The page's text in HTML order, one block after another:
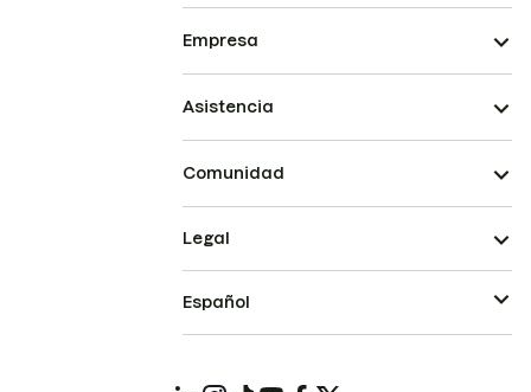
Empresa
Asistencia
Comunidad
Legal
Español